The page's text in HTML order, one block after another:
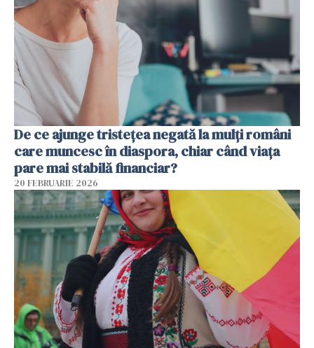
De ce ajunge tristețea negată la mulți români
care muncesc în diaspora, chiar când viața
pare mai stabilă financiar?
20 FEBRUARIE 2026